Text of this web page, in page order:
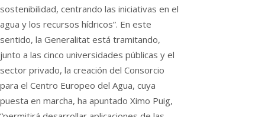
sostenibilidad, centrando las iniciativas en el
agua y los recursos hídricos”. En este
sentido, la Generalitat está tramitando,
junto a las cinco universidades públicas y el
sector privado, la creación del Consorcio
para el Centro Europeo del Agua, cuya
puesta en marcha, ha apuntado Ximo Puig,